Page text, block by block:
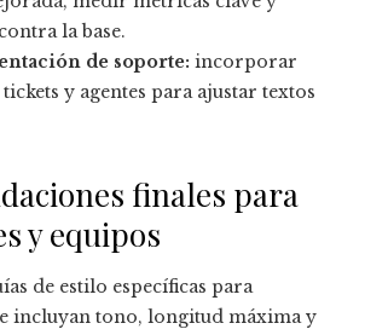
la base.
de soporte: incorporar
y agentes para ajustar textos
finales para
y equipos
de estilo específicas para
incluyan tono, longitud máxima y